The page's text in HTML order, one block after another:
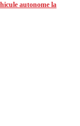
autonome la